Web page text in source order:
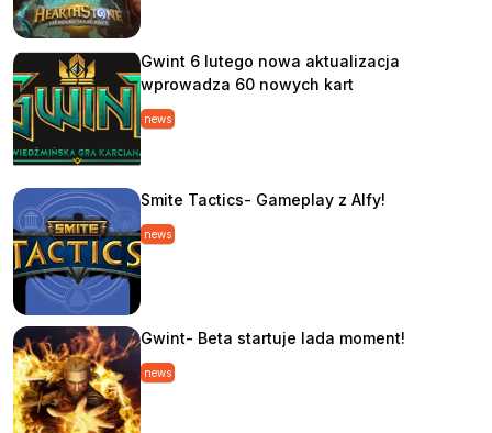
Gwint 6 lutego nowa aktualizacja
wprowadza 60 nowych kart
news
Smite Tactics- Gameplay z Alfy!
news
Gwint- Beta startuje lada moment!
news